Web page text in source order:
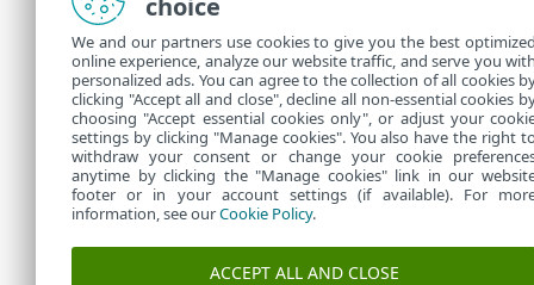
choice
We and our partners use cookies to give you the best
online experience, analyze our website traffic, and serve you
personalized ads. You can agree to the collection of all cookies
clicking "Accept all and close", decline all non-essential cookies
choosing "Accept essential cookies only", or adjust your
settings by clicking "Manage cookies". You also have the right
withdraw your consent or change your cookie
anytime by clicking the "Manage cookies" link in our
footer or in your account settings (if available). For
information, see ourCookie Policy.
ACCEPT ALL AND CLOSE